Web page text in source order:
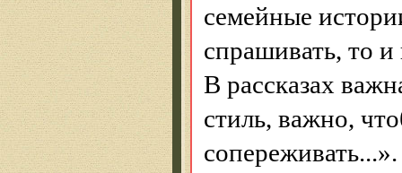
семейные
спрашивать, то
В рассказах
стиль, важно,